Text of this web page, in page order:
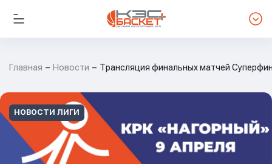
Главная Новости Трансляция финальных матчей
НОВОСТИ ЛИГИ